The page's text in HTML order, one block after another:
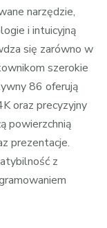
narzędzie,
i intuicyjną
się zarówno w
szerokie
86 oferują
oraz precyzyjny
powierzchnią
prezentacje.
z